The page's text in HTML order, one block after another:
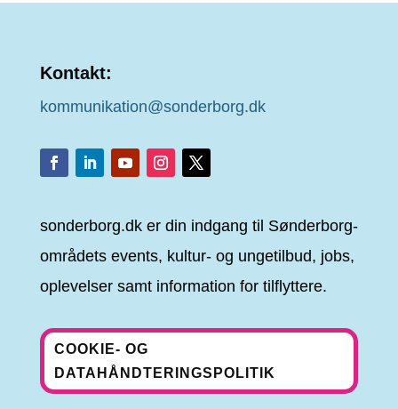
Kontakt:
kommunikation@sonderborg.dk
sonderborg.dk er din indgang til Sønderborg-
områdets events, kultur- og ungetilbud, jobs,
oplevelser samt information for tilflyttere.
COOKIE- OG
DATAHÅNDTERINGSPOLITIK